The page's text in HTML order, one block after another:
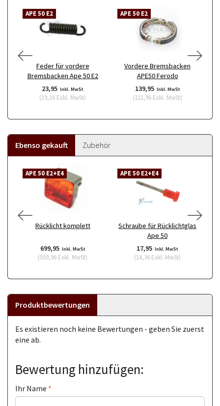
APE 50 E2
Feder für vordere
Bremsbacken Ape 50 E2
23,95 Inkl. MwSt
(19,16 Exkl. MwSt)
APE 50 E2
Vordere Bremsbacken
APE50 Ferodo
139,95 Inkl. MwSt
(111,96 Exkl. MwSt)
Ebenso gekauft Zubehör
APE 50 E2+E4
Rücklicht komplett
699,95 Inkl. MwSt
(559,96 Exkl. MwSt)
APE 50 E2+E4
Schraube für Rücklichtglas
Ape 50
17,95 Inkl. MwSt
(14,36 Exkl. MwSt)
Produktbewertungen
Es existieren noch keine Bewertungen - geben Sie zuerst
eine ab.
Bewertung hinzufügen:
Ihr Name